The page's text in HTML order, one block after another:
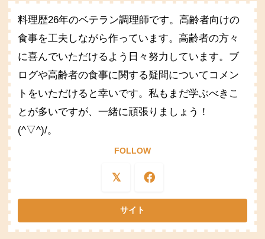
料理歴26年のベテラン調理師です。高齢者向けの
食事を工夫しながら作っています。高齢者の方々
に喜んでいただけるよう日々努力しています。ブ
ログや高齢者の食事に関する疑問についてコメン
トをいただけると幸いです。私もまだ学ぶべきこ
とが多いですが、一緒に頑張りましょう！
(^▽^)/。
FOLLOW